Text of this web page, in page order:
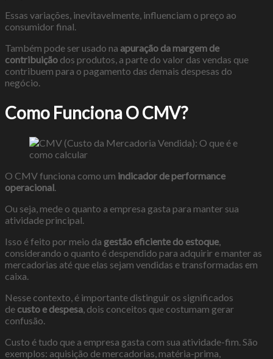
Essas variações, inevitavelmente, influenciam o preço ao
consumidor final.
Também pode ser usado na apuração da margem de
contribuição dos produtos, a parte do valor das vendas que
contribuem para o pagamento das demais despesas do
negócio.
Como Funciona O CMV?
O CMV funciona como um indicador de performance
operacional.
Ou seja, mede o quanto a empresa gasta para manter sua
atividade principal.
Isso é feito por meio da gestão eficiente do estoque,
considerando o quanto é despendido para adquirir e manter as
mercadorias até que elas sejam vendidas e transformadas em
caixa.
Nesse contexto, é importante distinguir os significados
de custo e despesa, dois conceitos que costumam gerar
confusão.
Custo é tudo que a empresa gasta com sua atividade-fim. São
exemplos: aquisição de mercadorias, matéria-prima,